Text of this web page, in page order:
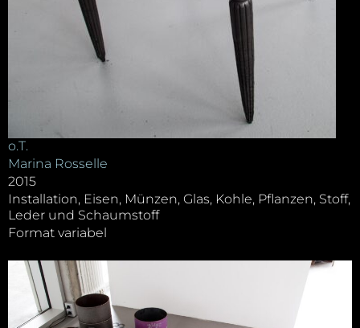
o.T.
Marina Rosselle
2015
Installation, Eisen, Münzen, Glas, Kohle, Pflanzen, Stoff,
Leder und Schaumstoff
Format variabel